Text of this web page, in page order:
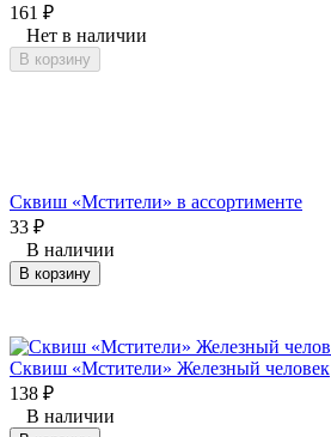
161 ₽
Нет в наличии
В корзину
Сквиш «Мстители» в ассортименте
33 ₽
В наличии
В корзину
Сквиш «Мстители» Железный человек
138 ₽
В наличии